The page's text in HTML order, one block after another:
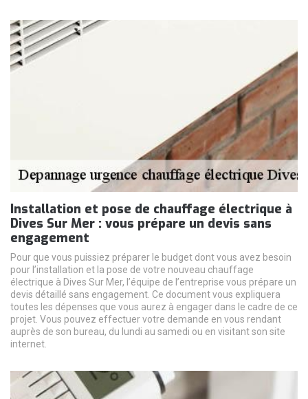
Installation et pose de chauffage électrique à
Dives Sur Mer : vous prépare un devis sans
engagement
Pour que vous puissiez préparer le budget dont vous avez besoin
pour l’installation et la pose de votre nouveau chauffage
électrique à Dives Sur Mer, l’équipe de l’entreprise vous prépare un
devis détaillé sans engagement. Ce document vous expliquera
toutes les dépenses que vous aurez à engager dans le cadre de ce
projet. Vous pouvez effectuer votre demande en vous rendant
auprès de son bureau, du lundi au samedi ou en visitant son site
internet.